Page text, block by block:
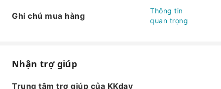
Ghi chú mua hàng
Thông tin
quan trọng
Nhận trợ giúp
Trung tâm trợ giúp của KKday